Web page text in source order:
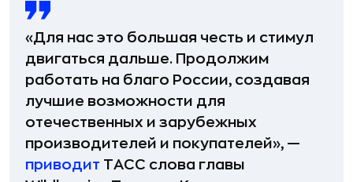
«Для нас это большая честь и стимул
двигаться дальше. Продолжим
работать на благо России, создавая
лучшие возможности для
отечественных и зарубежных
производителей и покупателей», —
приводит ТАСС слова главы